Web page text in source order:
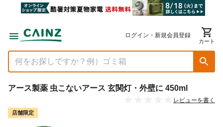
ログイン・新規会員登録
カート
アース製薬 虫こないアース 玄関灯・外壁に 450ml
レビューを書く
店舗限定